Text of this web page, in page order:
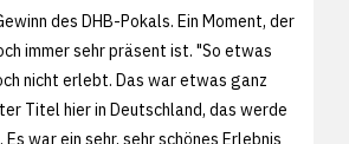
des DHB-Pokals. Ein Moment, der
immer sehr präsent ist. "So etwas
nicht erlebt. Das war etwas ganz
Titel hier in Deutschland, das werde
war ein sehr, sehr schönes Erlebnis